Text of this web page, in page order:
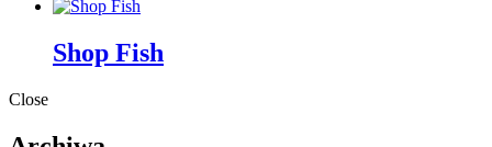
Shop Fish
Close